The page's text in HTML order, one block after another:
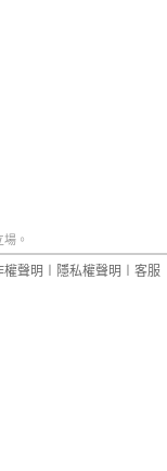
。
權聲明 隱私權聲明 客服